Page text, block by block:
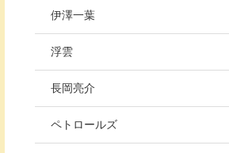
伊澤一葉
浮雲
長岡亮介
ペトロールズ